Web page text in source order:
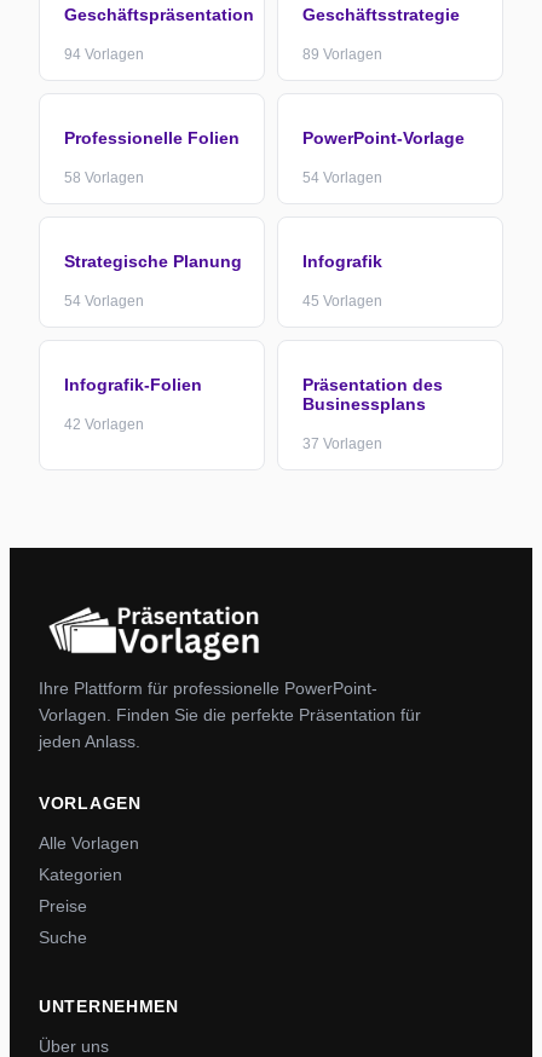
Geschäftspräsentation
94 Vorlagen
Geschäftsstrategie
89 Vorlagen
Professionelle Folien
58 Vorlagen
PowerPoint-Vorlage
54 Vorlagen
Strategische Planung
54 Vorlagen
Infografik
45 Vorlagen
Infografik-Folien
42 Vorlagen
Präsentation des
Businessplans
37 Vorlagen
Ihre Plattform für professionelle PowerPoint-
Vorlagen. Finden Sie die perfekte Präsentation für
jeden Anlass.
VORLAGEN
Alle Vorlagen
Kategorien
Preise
Suche
UNTERNEHMEN
Über uns